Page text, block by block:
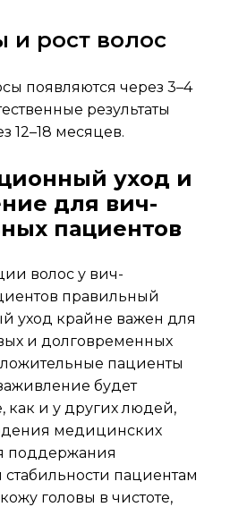
и рост волос
результаты
12–18 месяцев.
для вич-
пациентов
правильный
уход крайне важен для
и долговременных
пациенты
будет
как и у других людей,
медицинских
поддержания
пациентам
головы в чистоте,